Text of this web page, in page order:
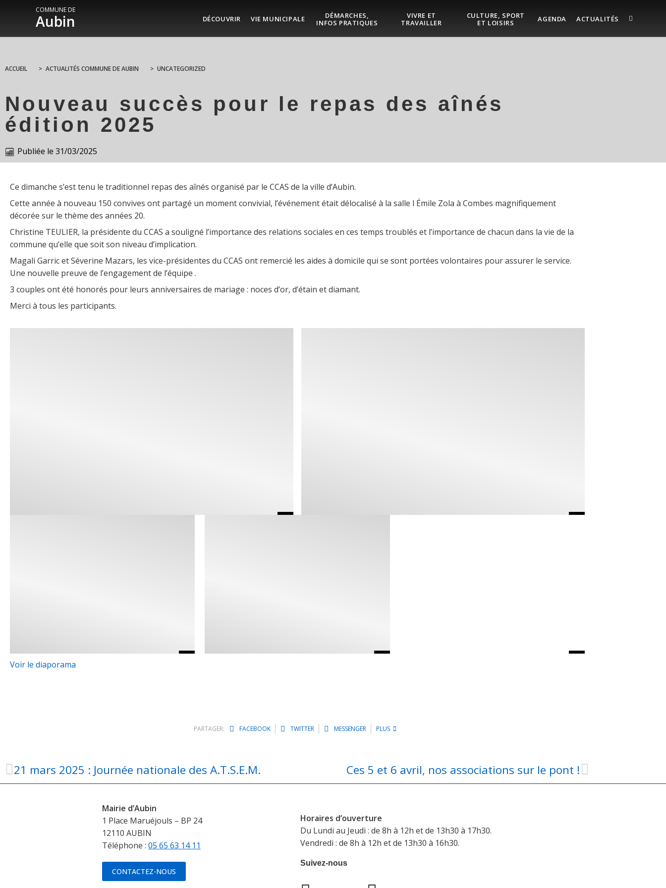
COMMUNE DE
Aubin DÉCOUVRIR VIE MUNICIPALE
DÉMARCHES,
INFOS PRATIQUES
VIVRE ET
TRAVAILLER
CULTURE, SPORT
ET LOISIRS
AGENDA ACTUALITÉS
ACCUEIL > ACTUALITÉS COMMUNE DE AUBIN > UNCATEGORIZED
Nouveau succès pour le repas des aînés
édition 2025
Publiée le 31/03/2025
Ce dimanche s’est tenu le traditionnel repas des aînés organisé par le CCAS de la ville d’Aubin.
Cette année à nouveau 150 convives ont partagé un moment convivial, l’événement était délocalisé à la salle l Émile Zola à Combes magnifiquement
décorée sur le thème des années 20.
Christine TEULIER, la présidente du CCAS a souligné l’importance des relations sociales en ces temps troublés et l’importance de chacun dans la vie de la
commune qu’elle que soit son niveau d’implication.
Magali Garric et Séverine Mazars, les vice-présidentes du CCAS ont remercié les aides à domicile qui se sont portées volontaires pour assurer le service.
Une nouvelle preuve de l’engagement de l’équipe .
3 couples ont été honorés pour leurs anniversaires de mariage : noces d’or, d’étain et diamant.
Merci à tous les participants.
Voir le diaporama
PARTAGER: FACEBOOK TWITTER MESSENGER PLUS
21 mars 2025 : Journée nationale des A.T.S.E.M. Ces 5 et 6 avril, nos associations sur le pont !
Mairie d’Aubin
1 Place Maruéjouls – BP 24
12110 AUBIN
Téléphone : 05 65 63 14 11
CONTACTEZ-NOUS
Horaires d’ouverture
Du Lundi au Jeudi : de 8h à 12h et de 13h30 à 17h30.
Vendredi : de 8h à 12h et de 13h30 à 16h30.
Suivez-nous